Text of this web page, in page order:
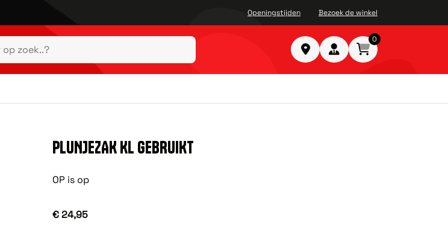
Openingstijden Bezoek de winkel
0
PLUNJEZAK KL GEBRUIKT
OP is op
€ 24,95